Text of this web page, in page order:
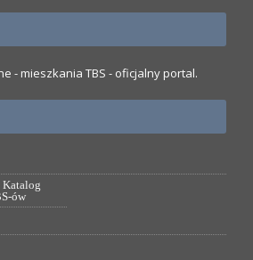
- mieszkania TBS - oficjalny portal.
Katalog
ów